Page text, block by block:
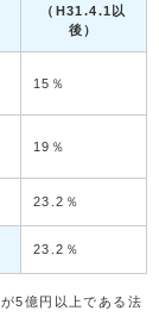
（H31.4.1以
後）
15％
19％
23.2％
23.2％
5億円以上である法